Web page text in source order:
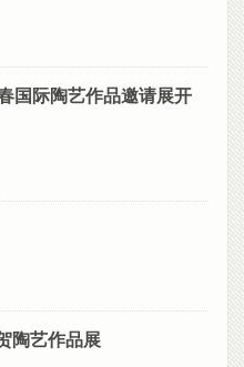
国际陶艺作品邀请展开
陶艺作品展